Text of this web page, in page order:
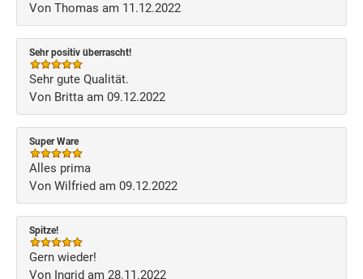
Von Thomas am 11.12.2022
Sehr positiv überrascht!
Sehr gute Qualität.
Von Britta am 09.12.2022
Super Ware
Alles prima
Von Wilfried am 09.12.2022
Spitze!
Gern wieder!
Von Ingrid am 28.11.2022